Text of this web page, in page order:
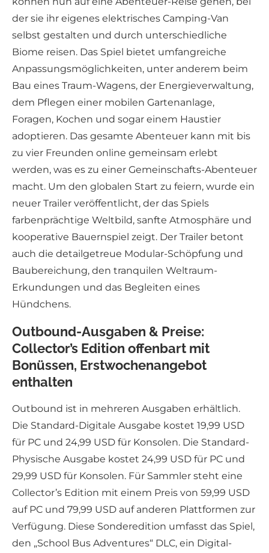
der sie ihr eigenes elektrisches Camping-Van
selbst gestalten und durch unterschiedliche
Biome reisen. Das Spiel bietet umfangreiche
Anpassungsmöglichkeiten, unter anderem beim
Bau eines Traum-Wagens, der Energieverwaltung,
dem Pflegen einer mobilen Gartenanlage,
Foragen, Kochen und sogar einem Haustier
adoptieren. Das gesamte Abenteuer kann mit bis
zu vier Freunden online gemeinsam erlebt
werden, was es zu einer Gemeinschafts-Abenteuer
macht. Um den globalen Start zu feiern, wurde ein
neuer Trailer veröffentlicht, der das Spiels
farbenprächtige Weltbild, sanfte Atmosphäre und
kooperative Bauernspiel zeigt. Der Trailer betont
auch die detailgetreue Modular-Schöpfung und
Baubereichung, den tranquilen Weltraum-
Erkundungen und das Begleiten eines
Hündchens.
Outbound-Ausgaben & Preise:
Collector’s Edition offenbart mit
Bonüssen, Erstwochenangebot
enthalten
Outbound ist in mehreren Ausgaben erhältlich.
Die Standard-Digitale Ausgabe kostet 19,99 USD
für PC und 24,99 USD für Konsolen. Die Standard-
Physische Ausgabe kostet 24,99 USD für PC und
29,99 USD für Konsolen. Für Sammler steht eine
Collector’s Edition mit einem Preis von 59,99 USD
auf PC und 79,99 USD auf anderen Plattformen zur
Verfügung. Diese Sonderedition umfasst das Spiel,
den „School Bus Adventures“ DLC, ein Digital-